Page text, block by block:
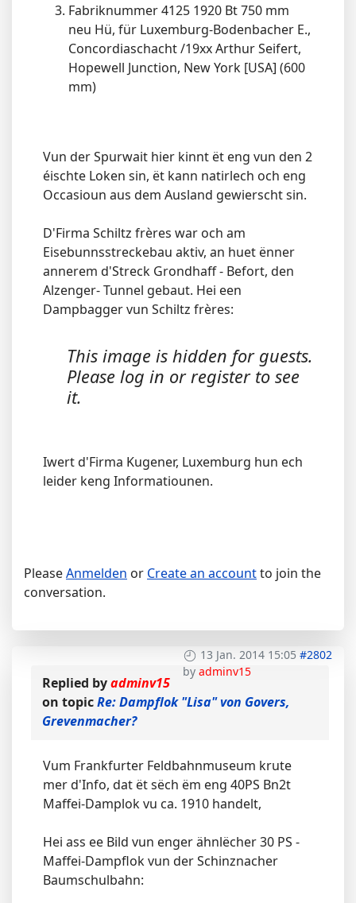
Fabriknummer 4125 1920 Bt 750 mm
neu Hü, für Luxemburg-Bodenbacher E.,
Concordiaschacht /19xx Arthur Seifert,
Hopewell Junction, New York [USA] (600
mm)
Vun der Spurwait hier kinnt ët eng vun den 2
éischte Loken sin, ët kann natirlech och eng
Occasioun aus dem Ausland gewierscht sin.
D'Firma Schiltz frères war och am
Eisebunnsstreckebau aktiv, an huet ënner
annerem d'Streck Grondhaff - Befort, den
Alzenger- Tunnel gebaut. Hei een
Dampbagger vun Schiltz frères:
This image is hidden for guests.
Please log in or register to see
it.
Iwert d'Firma Kugener, Luxemburg hun ech
leider keng Informatiounen.
PleaseAnmelden or Create an accountto join the
conversation.
13 Jan. 2014 15:05 #2802
by adminv15
Replied byadminv15
on topicRe: Dampflok "Lisa" von Govers,
Grevenmacher?
Vum Frankfurter Feldbahnmuseum krute
mer d'Info, dat ët sëch ëm eng 40PS Bn2t
Maffei-Damplok vu ca. 1910 handelt,
Hei ass ee Bild vun enger ähnlëcher 30 PS -
Maffei-Dampflok vun der Schinznacher
Baumschulbahn: